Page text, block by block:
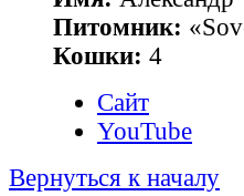
Питомник:
Кошки: 4
Сайт
YouTube
Вернуться к началу